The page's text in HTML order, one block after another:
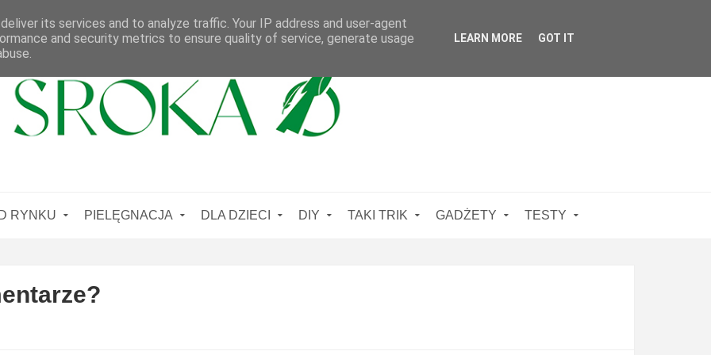
RYNKU PIELĘGNACJA DLA DZIECI DIY TAKI TRIK GADŻETY TESTY
its services and to analyze traffic. Your IP address and user-agent
and security metrics to ensure quality of service, generate usage
LEARN MORE GOT IT